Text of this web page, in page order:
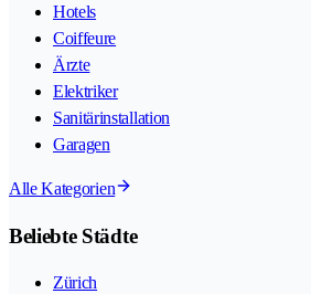
Hotels
Coiffeure
Ärzte
Elektriker
Sanitärinstallation
Garagen
Alle Kategorien
Beliebte Städte
Zürich